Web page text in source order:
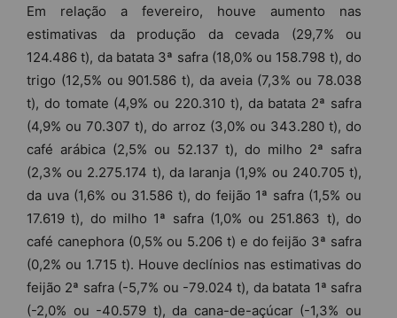
Em relação a fevereiro, houve aumento nas
estimativas da produção da cevada (29,7% ou
124.486 t), da batata 3ª safra (18,0% ou 158.798 t), do
trigo (12,5% ou 901.586 t), da aveia (7,3% ou 78.038
t), do tomate (4,9% ou 220.310 t), da batata 2ª safra
(4,9% ou 70.307 t), do arroz (3,0% ou 343.280 t), do
café arábica (2,5% ou 52.137 t), do milho 2ª safra
(2,3% ou 2.275.174 t), da laranja (1,9% ou 240.705 t),
da uva (1,6% ou 31.586 t), do feijão 1ª safra (1,5% ou
17.619 t), do milho 1ª safra (1,0% ou 251.863 t), do
café canephora (0,5% ou 5.206 t) e do feijão 3ª safra
(0,2% ou 1.715 t). Houve declínios nas estimativas do
feijão 2ª safra (-5,7% ou -79.024 t), da batata 1ª safra
(-2,0% ou -40.579 t), da cana-de-açúcar (-1,3% ou